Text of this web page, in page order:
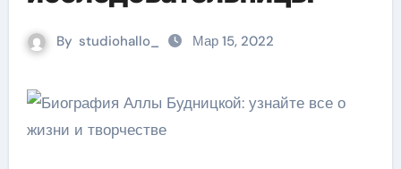
By studiohallo_ Мар 15, 2022